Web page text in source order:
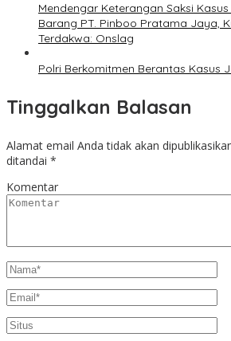
Mendengar Keterangan Saksi
Barang PT. Pinboo Pratama Jaya,
Terdakwa: Onslag
Polri Berkomitmen Berantas Kasus
Tinggalkan Balasan
Alamat email Anda tidak akan
ditandai *
Komentar